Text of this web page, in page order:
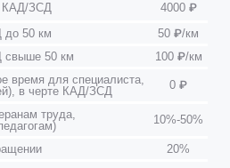
КАД/ЗСД
4000 ₽
до 50 км
50 ₽/км
свыше 50 км
100 ₽/км
время для специалиста,
в черте КАД/ЗСД
0 ₽
труда,
10%-50%
20%